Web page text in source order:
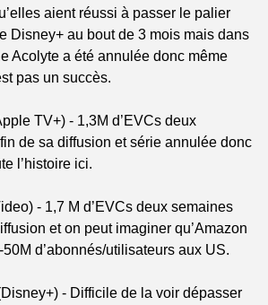
aient réussi à passer le palier
Disney+ au bout de 3 mois mais dans
Acolyte a été annulée donc même
pas un succès.
TV+) - 1,3M d’EVCs deux
de sa diffusion et série annulée donc
l’histoire ici.
- 1,7 M d’EVCs deux semaines
et on peut imaginer qu’Amazon
d’abonnés/utilisateurs aux US.
- Difficile de la voir dépasser